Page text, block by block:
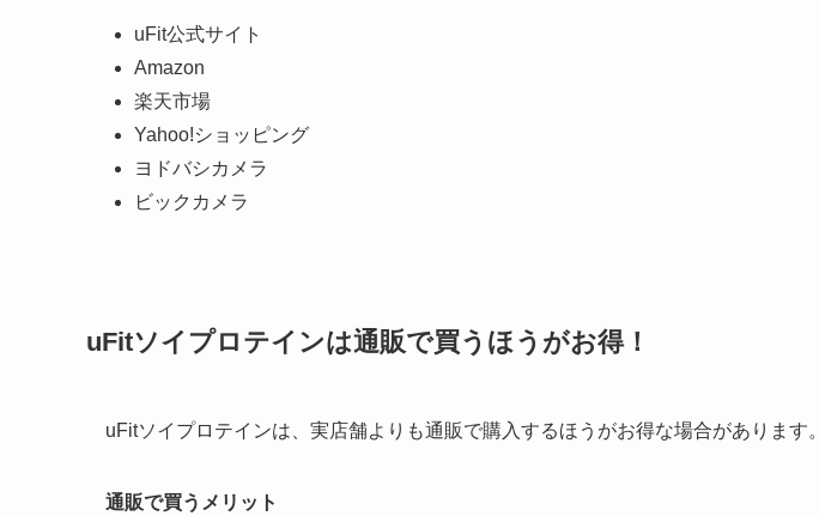
uFit公式サイト
Amazon
楽天市場
Yahoo!ショッピング
ヨドバシカメラ
ビックカメラ
uFitソイプロテインは通販で買うほうがお得！
uFitソイプロテインは、実店舗よりも通販で購入するほうがお得な場合があります。
通販で買うメリット